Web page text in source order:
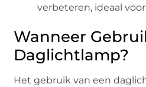
verbeteren, ideaal
Wanneer
Daglichtlamp?
Het gebruik van een